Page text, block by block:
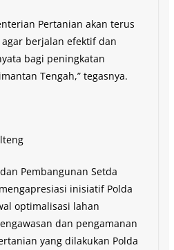
Pertanian akan terus
berjalan efektif dan
bagi peningkatan
Tengah,” tegasnya.
Pembangunan Setda
inisiatif Polda
optimalisasi lahan
dan pengamanan
yang dilakukan Polda